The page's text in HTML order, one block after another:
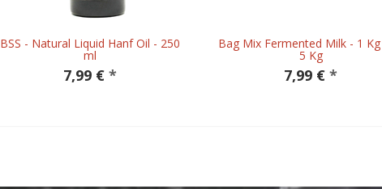
BSS - Natural Liquid Hanf Oil - 250
ml
7,99 € *
Bag Mix Fermented Milk - 1
5 Kg
7,99 € *